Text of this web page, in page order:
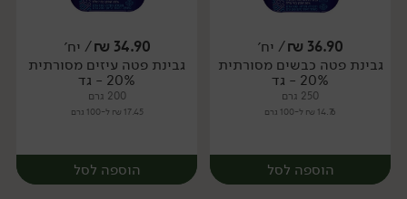
יח׳ יח׳
36.90
₪/ יח׳
גבינת פטה כבשים מסורתית
20% - גד
250 גרם
14.76 ₪ ל-100 גרם
הוספה לסל
34.90
₪/ יח׳
גבינת פטה עיזים מסורתית
20% - גד
200 גרם
17.45 ₪ ל-100 גרם
הוספה לסל